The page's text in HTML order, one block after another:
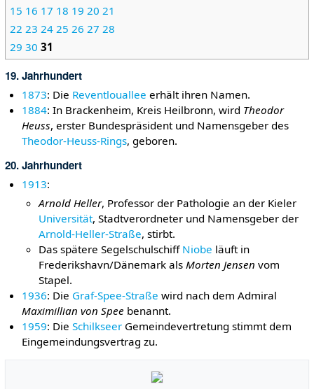
15 16 17 18 19 20 21
22 23 24 25 26 27 28
29 30 31
19. Jahrhundert
1873: Die Reventlouallee erhält ihren Namen.
1884: In Brackenheim, Kreis Heilbronn, wird Theodor
Heuss, erster Bundespräsident und Namensgeber des
Theodor-Heuss-Rings, geboren.
20. Jahrhundert
1913:
Arnold Heller, Professor der Pathologie an der Kieler
Universität, Stadtverordneter und Namensgeber der
Arnold-Heller-Straße, stirbt.
Das spätere Segelschulschiff Niobe läuft in
Frederikshavn/Dänemark als Morten Jensen vom
Stapel.
1936: Die Graf-Spee-Straße wird nach dem Admiral
Maximillian von Spee benannt.
1959: DieSchilkseer Gemeindevertretung stimmt dem
Eingemeindungsvertrag zu.